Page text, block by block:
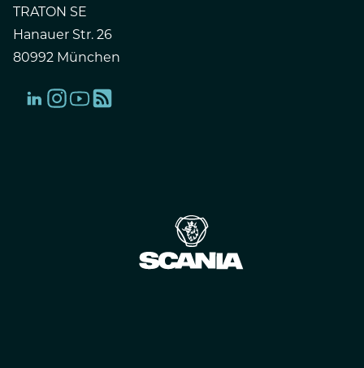
TRATON SE
Hanauer Str. 26
80992 München